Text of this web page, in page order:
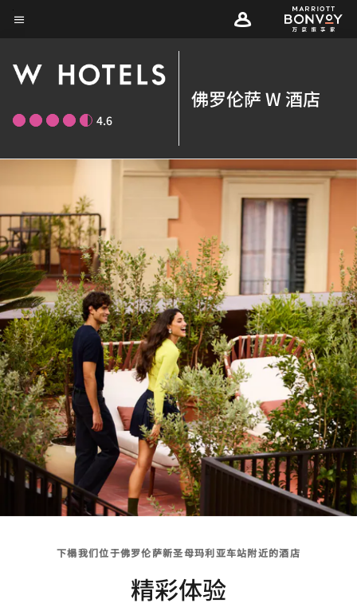
Skip
content
4.6
佛罗伦萨 W 酒店
下榻我们位于佛罗伦萨新圣母玛利亚车站附近的酒店
精彩体验